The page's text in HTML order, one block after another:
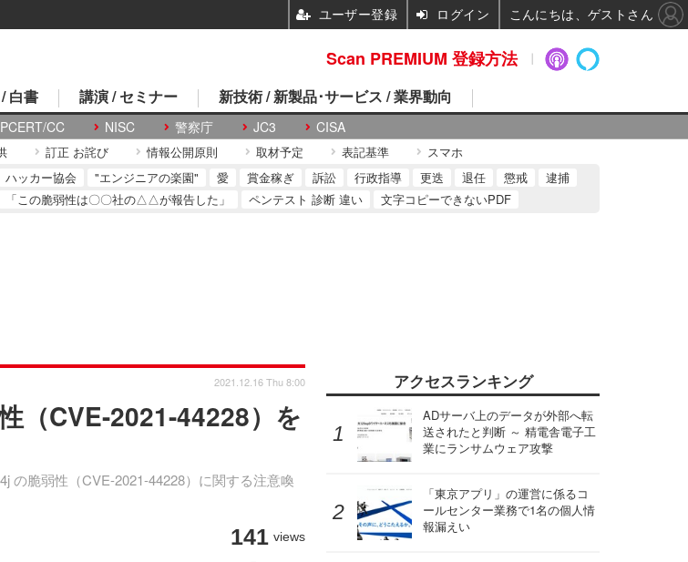
CC NISC 警察庁 JC3 CISA
白書 講演 / セミナー 新技術 / 新製品･サービス / 業界動向
訂正 お詫び 情報公開原則 取材予定 表記基準 スマホ
ハッカー協会 "エンジニアの楽園" 愛 賞金稼ぎ 訴訟 行政指導 更迭 退任 懲戒
逮捕
「この脆弱性は〇〇社の△△が報告した」
ペンテスト 診断 違い 文字コピーできないPDF
（CVE-2021-44228）を
の脆弱性（CVE-2021-44228）に関する注意喚
2021.12.16 Thu 8:00
141 views
アクセスランキング
ADサーバ上のデータが外部へ転
送されたと判断 ～ 精電舎電子工
業にランサムウェア攻撃
「東京アプリ」の運営に係るコ
ールセンター業務で1名の個人情
報漏えい
Scan PREMIUM 登録方法
ユーザー登録 ログイン こんにちは、ゲストさん